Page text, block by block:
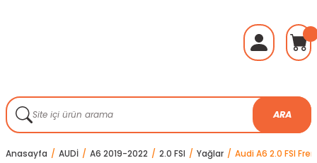
ARA
Anasayfa AUDİ A6 2019-2022 2.0 FSI Yağlar Audi A6 2.0 FSI